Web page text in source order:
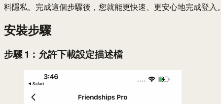
料隱私。完成這個步驟後，您就能更快速、更安心地完成登入
安裝步驟
步驟 1：允許下載設定描述檔